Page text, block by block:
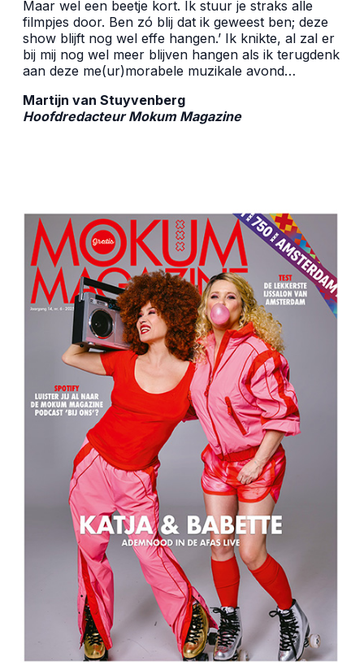
Maar wel een beetje kort. Ik stuur je straks alle
filmpjes door. Ben zó blij dat ik geweest ben; deze
show blijft nog wel effe hangen.’ Ik knikte, al zal er
bij mij nog wel meer blijven hangen als ik terugdenk
aan deze me(ur)morabele muzikale avond…
Martijn van Stuyvenberg
Hoofdredacteur Mokum Magazine